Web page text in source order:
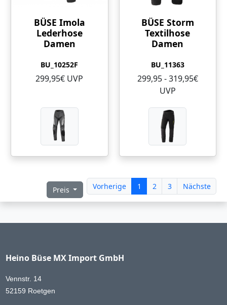
BÜSE Imola
Lederhose
Damen
BU_10252F
299,95€ UVP
BÜSE Storm
Textilhose
Damen
BU_11363
299,95 - 319,95€
UVP
Vorherige 1 2 3 Nächste
Preis
Heino Büse MX Import GmbH
Vennstr. 14
52159 Roetgen